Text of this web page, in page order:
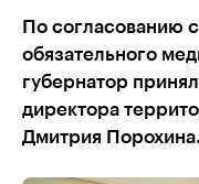
По согласованию
обязательного
губернатор
директора
Дмитрия Порохина.